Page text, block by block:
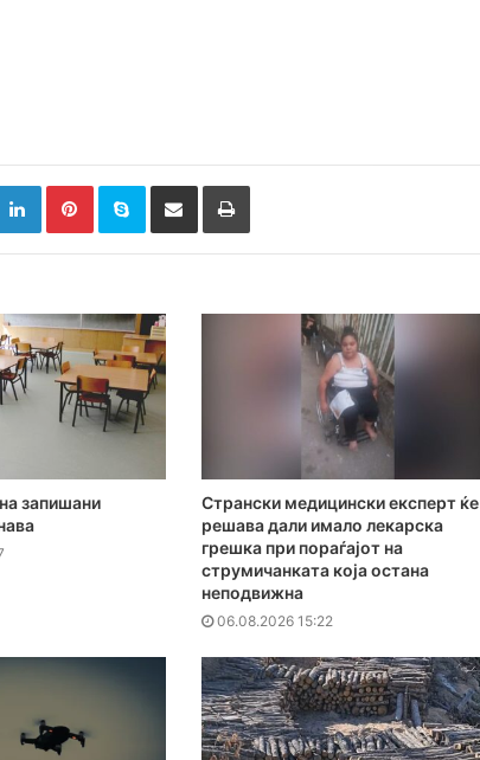
LinkedInPinterestSkype Сподели преку Е-маил Испринтај
запишани
Странски медицински експерт ќе
решава дали имало лекарска
грешка при пораѓајот на
струмичанката која остана
неподвижна
06.08.2026 15:22